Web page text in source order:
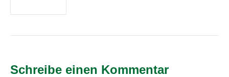
Schreibe einen Kommentar